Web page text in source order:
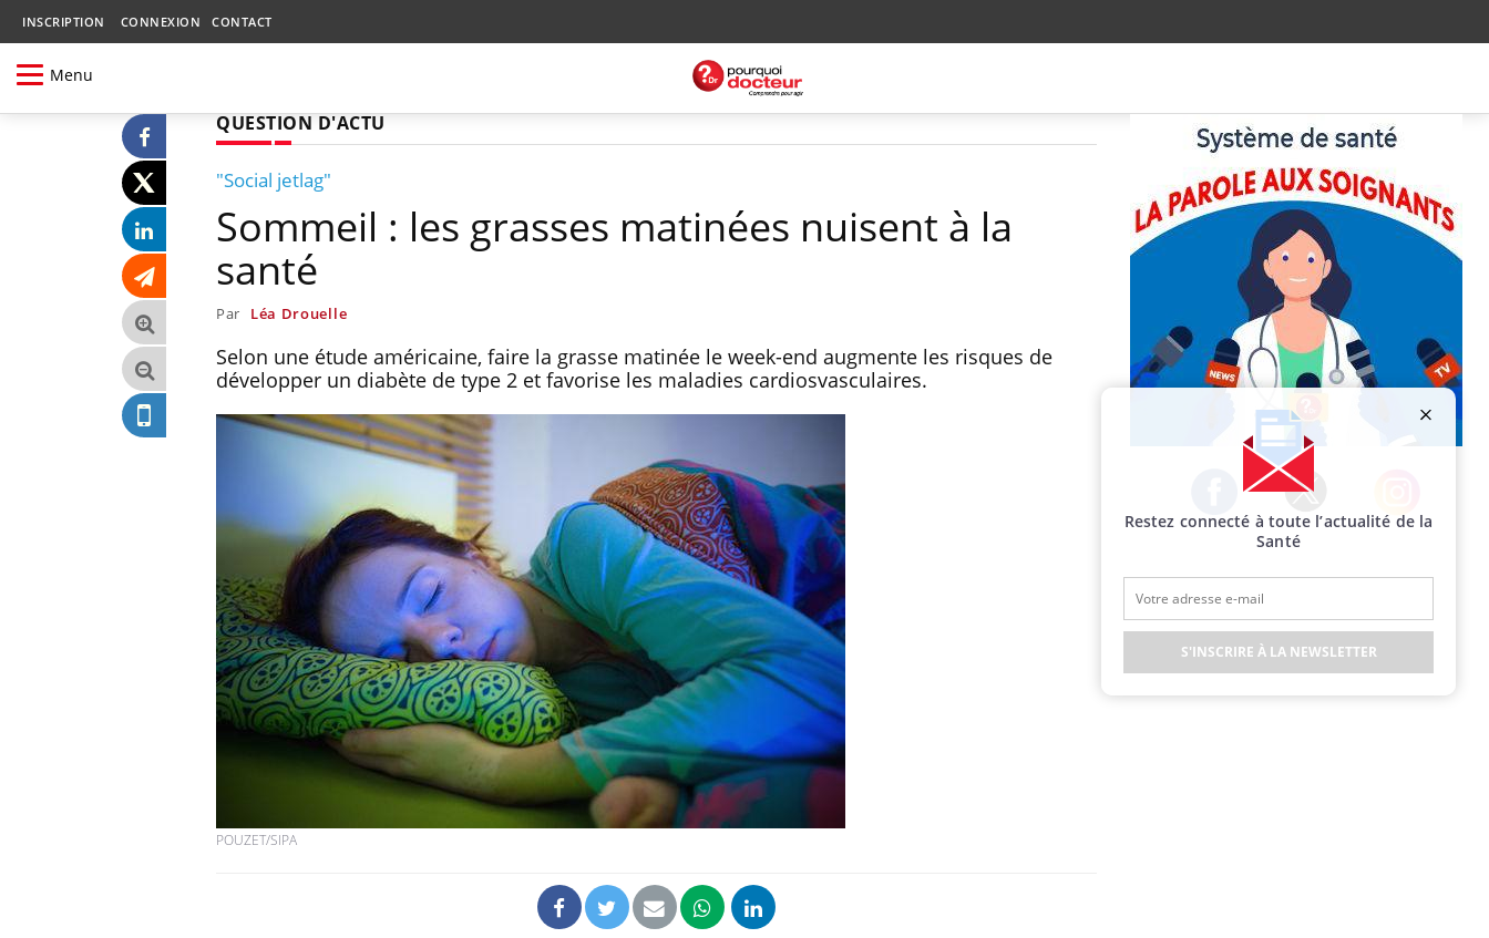
INSCRIPTION CONNEXION CONTACT
Menu
QUESTION D'ACTU
"Social jetlag"
Sommeil : les grasses matinées nuisent à la
santé
Par Léa Drouelle
Selon une étude américaine, faire la grasse matinée le week-end augmente les risques de
développer un diabète de type 2 et favorise les maladies cardiosvasculaires.
POUZET/SIPA
Facebook Twitter Instagram
Restez connecté à toute l’actualité de la
Santé
S'INSCRIRE À LA NEWSLETTER